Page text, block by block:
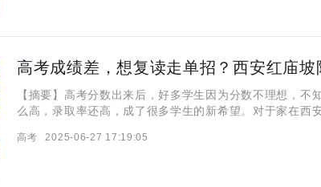
高考成绩差，想复读走单招？西安红庙坡
【摘要】高考分数出来后，好多学生因为分数不理想，不
么高，录取率还高，成了很多学生的新希望。对于家在西
值得去的机构呢？又该咋选适合自己的机构呢？今天就来
高考 2025-06-27 17:19:05